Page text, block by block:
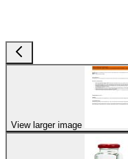
View larger image